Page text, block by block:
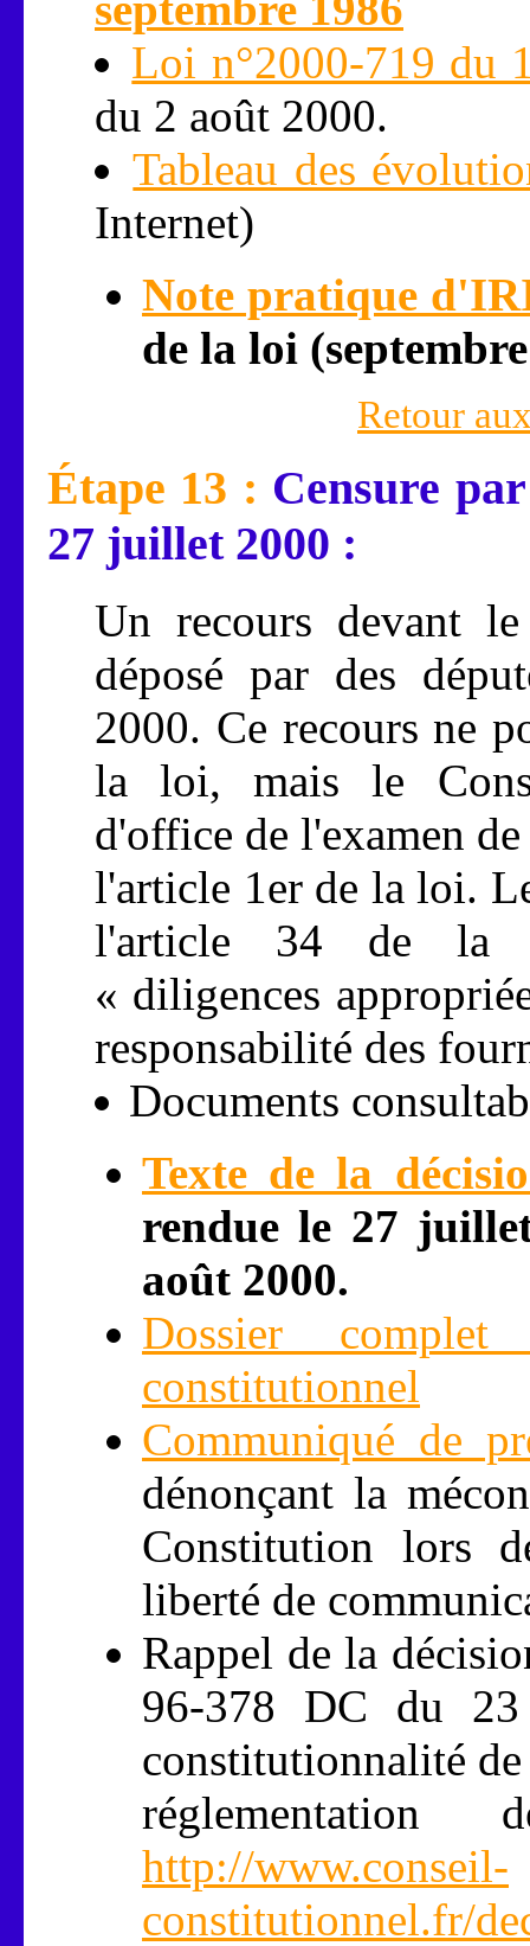
Loi n°2000-719 du
du 2 août 2000.
Tableau des
Internet)
Note pratique
de la loi
Retour
Étape 13 : Censure
27 juillet 2000 :
Un recours devant
déposé par des
2000. Ce recours ne
la loi, mais le
d'office de l'examen
l'article 1er de la loi.
l'article 34 de la
« diligences
responsabilité des
Documents
Texte de la
rendue le 27
août 2000.
Dossier
constitutionnel
Communiqué de
dénonçant la
Constitution lors
liberté de
Rappel de la
96-378 DC du
constitutionnalité
réglementation
http://www.conseil-
constitutionnel.fr/